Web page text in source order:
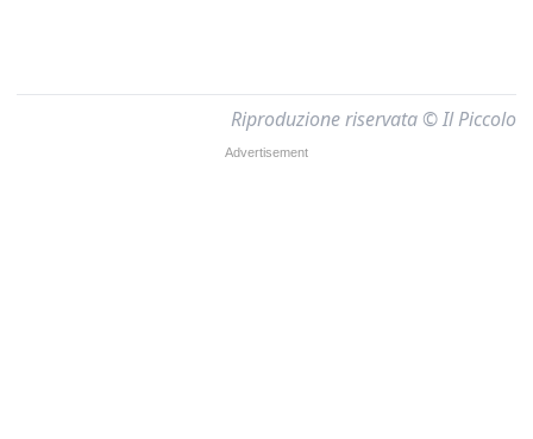
Riproduzione riservata © Il Piccolo